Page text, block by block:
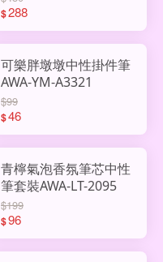
$288
可樂胖墩墩中性掛件筆
AWA-YM-A3321
$99
$46
青檸氣泡香氛筆芯中性
筆套裝AWA-LT-2095
$199
$96